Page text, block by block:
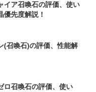
イア召喚石の評価、使い
優先度解説！
(召喚石)の評価、性能解
ロ召喚石の評価、使い